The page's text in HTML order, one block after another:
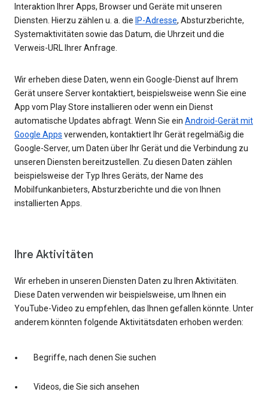
Interaktion Ihrer Apps, Browser und Geräte mit unseren
Diensten. Hierzu zählen u. a. die IP-Adresse, Absturzberichte,
Systemaktivitäten sowie das Datum, die Uhrzeit und die
Verweis-URL Ihrer Anfrage.
Wir erheben diese Daten, wenn ein Google-Dienst auf Ihrem
Gerät unsere Server kontaktiert, beispielsweise wenn Sie eine
App vom Play Store installieren oder wenn ein Dienst
automatische Updates abfragt. Wenn Sie ein Android-Gerät mit
Google Apps verwenden, kontaktiert Ihr Gerät regelmäßig die
Google-Server, um Daten über Ihr Gerät und die Verbindung zu
unseren Diensten bereitzustellen. Zu diesen Daten zählen
beispielsweise der Typ Ihres Geräts, der Name des
Mobilfunkanbieters, Absturzberichte und die von Ihnen
installierten Apps.
Ihre Aktivitäten
Wir erheben in unseren Diensten Daten zu Ihren Aktivitäten.
Diese Daten verwenden wir beispielsweise, um Ihnen ein
YouTube-Video zu empfehlen, das Ihnen gefallen könnte. Unter
anderem könnten folgende Aktivitätsdaten erhoben werden:
Begriffe, nach denen Sie suchen
Videos, die Sie sich ansehen